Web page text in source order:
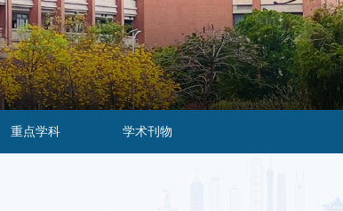
重点学科 学术刊物